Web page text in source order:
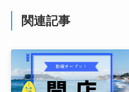
関連記事